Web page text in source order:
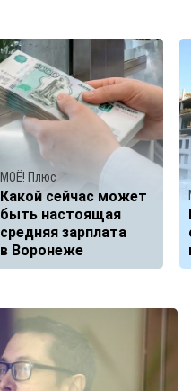
МОЁ! Плюс
Какой сейчас может
быть настоящая
средняя зарплата
в Воронеже